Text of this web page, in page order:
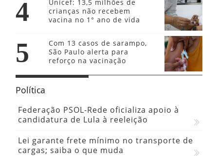
4
Unicef: 13,5 milhões de
crianças não recebem
vacina no 1° ano de vida
5
Com 13 casos de sarampo,
São Paulo alerta para
reforço na vacinação
Política
Federação PSOL-Rede oficializa apoio à
candidatura de Lula à reeleição
Lei garante frete mínimo no transporte de
cargas; saiba o que muda